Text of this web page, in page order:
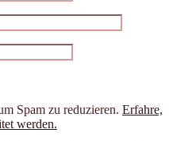
Spam zu reduzieren. Erfahre,
werden.